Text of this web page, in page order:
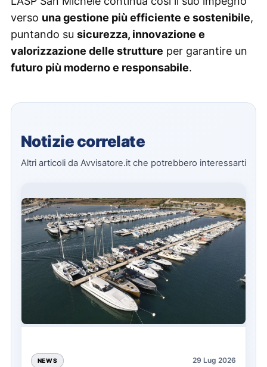
verso una gestione più efficiente e sostenibile,
puntando su sicurezza, innovazione e
valorizzazione delle strutture per garantire un
futuro più moderno e responsabile.
Notizie correlate
Altri articoli da Avvisatore.it che potrebbero interessarti
NEWS 29 Lug 2026